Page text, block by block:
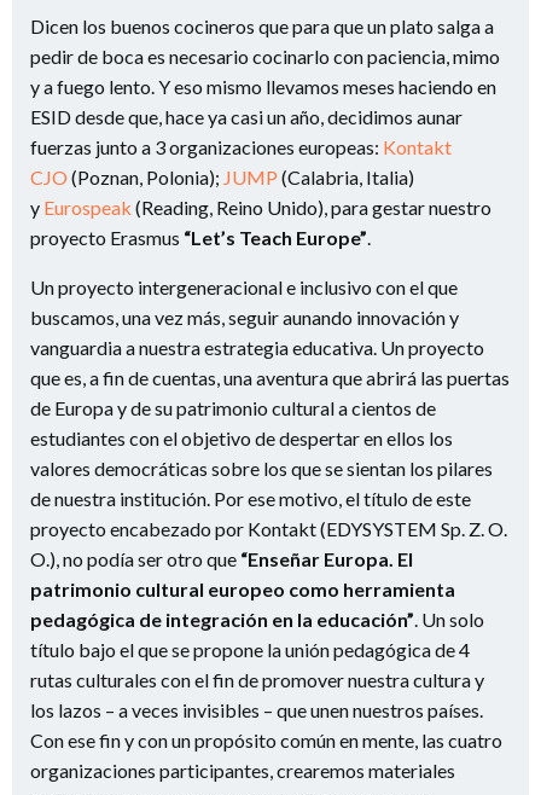
Dicen los buenos cocineros que para que un plato salga a
pedir de boca es necesario cocinarlo con paciencia, mimo
y a fuego lento. Y eso mismo llevamos meses haciendo en
ESID desde que, hace ya casi un año, decidimos aunar
fuerzas junto a 3 organizaciones europeas: Kontakt
CJO (Poznan, Polonia); JUMP (Calabria, Italia)
y Eurospeak (Reading, Reino Unido), para gestar nuestro
proyecto Erasmus “Let’s Teach Europe”.
Un proyecto intergeneracional e inclusivo con el que
buscamos, una vez más, seguir aunando innovación y
vanguardia a nuestra estrategia educativa. Un proyecto
que es, a fin de cuentas, una aventura que abrirá las puertas
de Europa y de su patrimonio cultural a cientos de
estudiantes con el objetivo de despertar en ellos los
valores democráticas sobre los que se sientan los pilares
de nuestra institución. Por ese motivo, el título de este
proyecto encabezado por Kontakt (EDYSYSTEM Sp. Z. O.
O.), no podía ser otro que “Enseñar Europa. El
patrimonio cultural europeo como herramienta
pedagógica de integración en la educación”. Un solo
título bajo el que se propone la unión pedagógica de 4
rutas culturales con el fin de promover nuestra cultura y
los lazos – a veces invisibles – que unen nuestros países.
Con ese fin y con un propósito común en mente, las cuatro
organizaciones participantes, crearemos materiales